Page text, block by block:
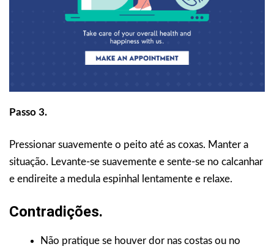
Passo 3.
Pressionar suavemente o peito até as coxas. Manter a
situação. Levante-se suavemente e sente-se no calcanhar
e endireite a medula espinhal lentamente e relaxe.
Contradições.
Não pratique se houver dor nas costas ou no